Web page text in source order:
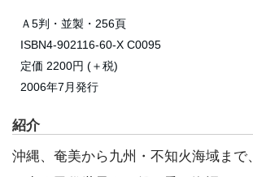
Ａ5判・並製・256頁
ISBN4-902116-60-X C0095
定価 2200円 (＋税)
2006年7月発行
紹介
沖縄、奄美から九州・不知火海域まで